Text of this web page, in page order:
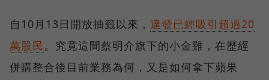
自10月13日開放抽籤以來， 達發已經吸引超過20
萬股民 。究竟這間蔡明介旗下的小金雞，在歷經
併購整合後目前業務為何，又是如何拿下蘋果